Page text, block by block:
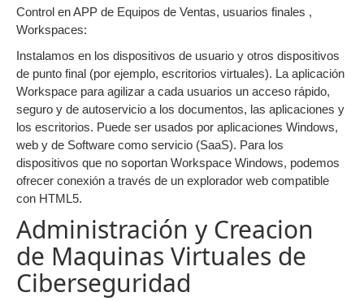
Control en APP de Equipos de Ventas, usuarios finales ,
Workspaces:
Instalamos en los dispositivos de usuario y otros dispositivos
de punto final (por ejemplo, escritorios virtuales). La aplicación
Workspace para agilizar a cada usuarios un acceso rápido,
seguro y de autoservicio a los documentos, las aplicaciones y
los escritorios. Puede ser usados por aplicaciones Windows,
web y de Software como servicio (SaaS). Para los
dispositivos que no soportan Workspace Windows, podemos
ofrecer conexión a través de un explorador web compatible
con HTML5.
Administración y Creacion
de Maquinas Virtuales de
Ciberseguridad